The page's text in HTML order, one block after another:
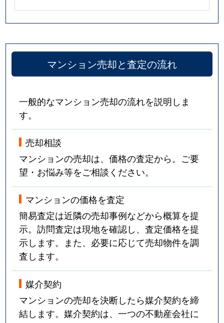
マンション売却と査定の流れ
一般的なマンション売却の流れを説明しま
す。
売却相談
マンションの売却は、価格の査定から。ご要
望・お悩み等をご相談ください。
マンションの価格を査定
簡易査定は近隣の売却事例などから概算を提
示。訪問査定は現地を確認し、査定価格を提
示します。また、必要に応じて売却物件を調
査します。
媒介契約
マンションの売却を決断したら媒介契約を締
結します。媒介契約は、一つの不動産会社に